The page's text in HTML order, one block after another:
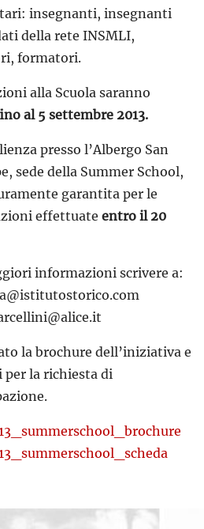
insegnanti, insegnanti
della rete INSMLI,
formatori.
alla Scuola saranno
al 5 settembre 2013.
presso l’Albergo San
sede della Summer School,
garantita per le
effettuate entro il 20
informazioni scrivere a:
la brochure dell’iniziativa e
per la richiesta di